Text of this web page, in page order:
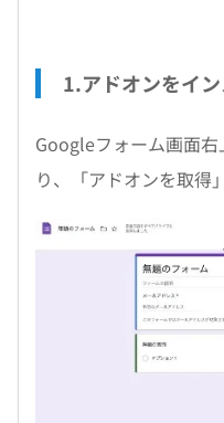
1.アドオンをイ
Googleフォーム画面
り、「アドオンを取得